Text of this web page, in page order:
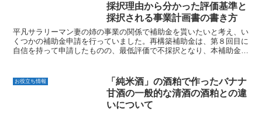
採択理由から分かった評価基準と
採択される事業計画書の書き方
平凡サラリーマン妻の姉の事業の関係で補助金を貰いたいと考え、い
くつかの補助金申請を行っていました。再構築補助金は、第８回目に
自信を持って申請したものの、最低評価で不採択となり、本補助金は
お役立ち情報
「純米酒」の酒粕で作ったバナナ
甘酒の一般的な清酒の酒粕との違
いについて